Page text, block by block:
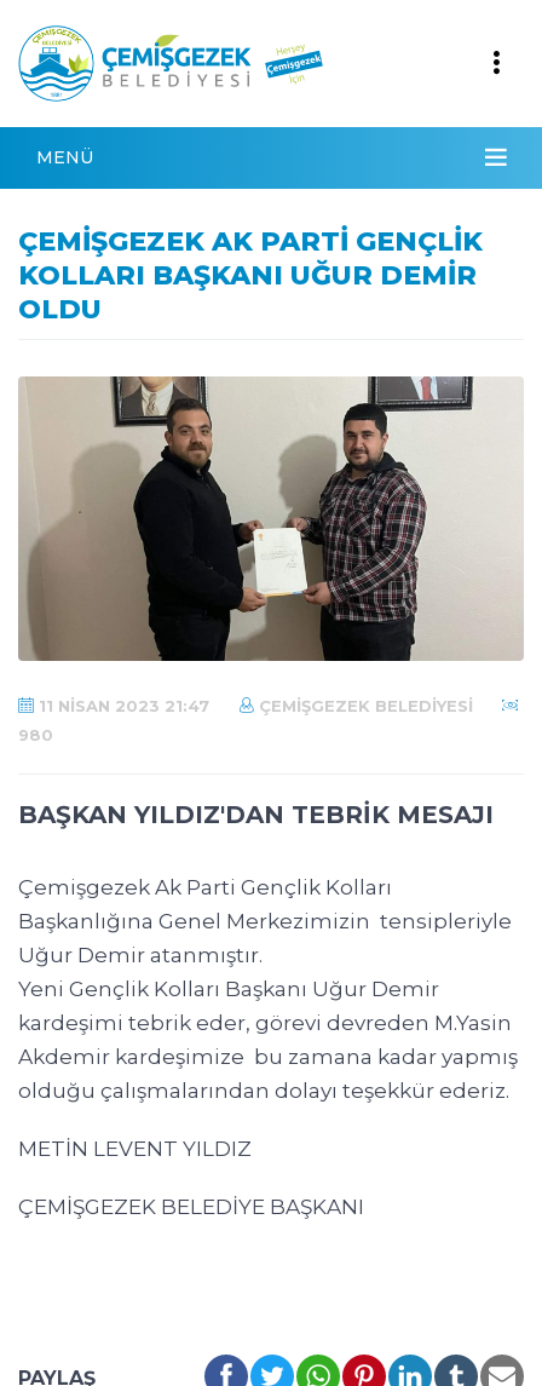
MENÜ
ÇEMİŞGEZEK AK PARTİ GENÇLİK
KOLLARI BAŞKANI UĞUR DEMİR
OLDU
11 NISAN 2023 21:47
ÇEMIŞGEZEK BELEDIYESI
980
BAŞKAN YILDIZ'DAN TEBRİK MESAJI
Çemişgezek Ak Parti Gençlik Kolları
Başkanlığına Genel Merkezimizin tensipleriyle
Uğur Demir atanmıştır.
Yeni Gençlik Kolları Başkanı Uğur Demir
kardeşimi tebrik eder, görevi devreden M.Yasin
Akdemir kardeşimize bu zamana kadar yapmış
olduğu çalışmalarından dolayı teşekkür ederiz.
METİN LEVENT YILDIZ
ÇEMİŞGEZEK BELEDİYE BAŞKANI
PAYLAŞ